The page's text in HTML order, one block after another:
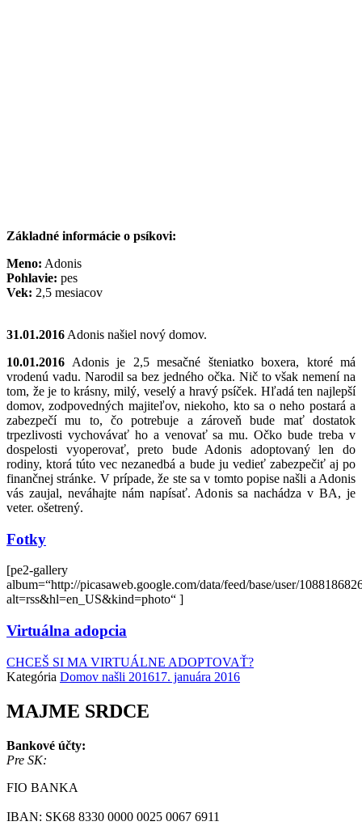
Základné informácie o psíkovi:
Meno: Adonis
Pohlavie: pes
Vek: 2,5 mesiacov
31.01.2016 Adonis našiel nový domov.
10.01.2016 Adonis je 2,5 mesačné šteniatko boxera, ktoré má
vrodenú vadu. Narodil sa bez jedného očka. Nič to však nemení na
tom, že je to krásny, milý, veselý a hravý psíček. Hľadá ten najlepší
domov, zodpovedných majiteľov, niekoho, kto sa o neho postará a
zabezpečí mu to, čo potrebuje a zároveň bude mať dostatok
trpezlivosti vychovávať ho a venovať sa mu. Očko bude treba v
dospelosti vyoperovať, preto bude Adonis adoptovaný len do
rodiny, ktorá túto vec nezanedbá a bude ju vedieť zabezpečiť aj po
finančnej stránke. V prípade, že ste sa v tomto popise našli a Adonis
vás zaujal, neváhajte nám napísať. Adonis sa nachádza v BA, je
veter. ošetrený.
Fotky
[pe2-gallery
album=“http://picasaweb.google.com/data/feed/base/user/
alt=rss&hl=en_US&kind=photo“ ]
Virtuálna adopcia
CHCEŠ SI MA VIRTUÁLNE ADOPTOVAŤ?
Kategória Domov našli 201617. januára 2016
MAJME SRDCE
Bankové účty:
Pre SK:
FIO BANKA
IBAN: SK68 8330 0000 0025 0067 6911